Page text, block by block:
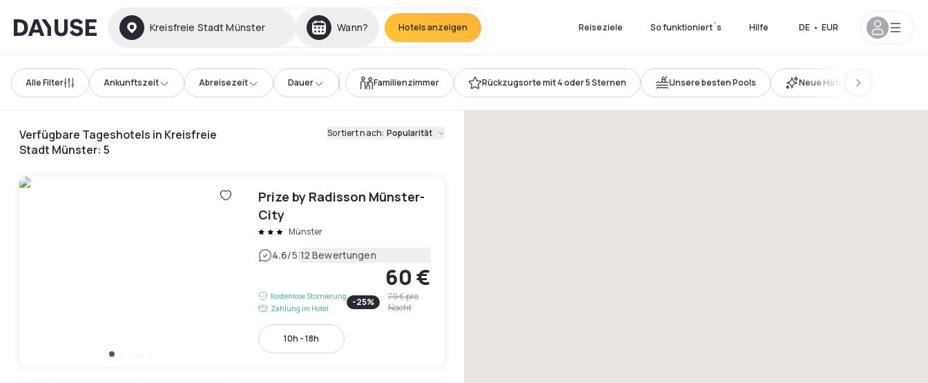
Dayuse Kreisfreie Stadt Münster Wann? Hotels anzeigen Reiseziele So funktioniert´s Hilfe DE • EUR
Alle Filter Ankunftszeit Abreisezeit Dauer Familienzimmer Rückzugsorte mit 4 oder 5 Sternen Unsere besten Pools Neue Hotels
Verfügbare Tageshotels in Kreisfreie
Stadt Münster: 5
Sortiert nach: Popularität
Prize by Radisson Münster-
City
Münster
4.6/5|12 Bewertungen
Kostenlose Stornierung
Zahlung im Hotel
60 €
-25% 79 €pro
Nacht
10h - 18h